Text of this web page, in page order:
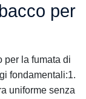
per
per la fumata di
fondamentali:1.
uniforme senza